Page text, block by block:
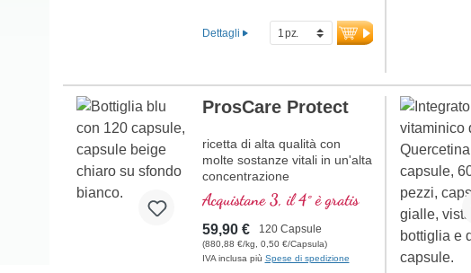
Dettagli
ProsCare Protect
ricetta di alta qualità con
molte sostanze vitali in un'alta
concentrazione
Acquistane 3, il 4° è gratis
59,90 € 120 Capsule
(880,88 €/kg, 0,50 €/Capsula)
IVA inclusa più Spese di spedizione